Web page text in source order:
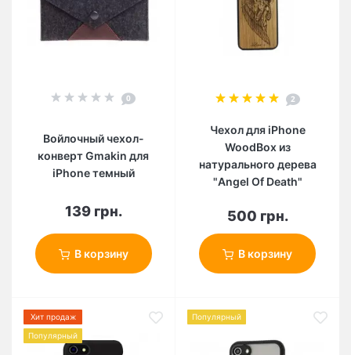
0
Войлочный чехол-
конверт Gmakin для
iPhone темный
139 грн.
В корзину
2
Чехол для iPhone
WoodBox из
натурального дерева
"Angel Of Death"
500 грн.
В корзину
Хит продаж
Популярный
Популярный